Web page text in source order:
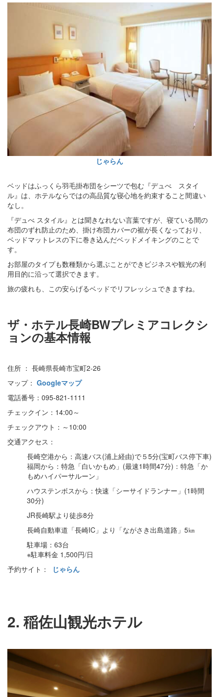
じゃらん
ベッドはふっくら羽毛掛布団をシーツで包む『デュべ スタイ
ル』は、ホテルならではの高品質な寝心地を約束すること間違い
なし。
『デュべ スタイル』とは聞きなれない言葉ですが、寝ている間の
布団のずれ防止のため、掛け布団カバーの裾が長くなっており、
ベッドマットレスの下に巻き込んだベッドメイキングのことで
す。
お部屋のタイプも数種類から選ぶことができビジネスや観光の利
用目的に沿って選択できます。
旅の疲れも、この安らげるベッドでリフレッシュできますね。
ザ・ホテル長崎BWプレミアコレクシ
ョンの基本情報
住所 ： 長崎県長崎市宝町2-26
マップ： Googleマップ
電話番号：095-821-1111
チェックイン：14:00～
チェックアウト：～10:00
交通アクセス：
長崎空港から：高速バス(浦上経由)で５5分(宝町バス停下車)
福岡から：特急「白いかもめ」(最速1時間47分)：特急「か
もめハイパーサルーン」
ハウステンボスから：快速「シーサイドランナー」(1時間
30分)
JR長崎駅より徒歩8分
長崎自動車道「長崎IC」より「ながさき出島道路」5㎞
駐車場：63台
※駐車料金 1,500円/日
予約サイト：
じゃらん
2. 稲佐山観光ホテル